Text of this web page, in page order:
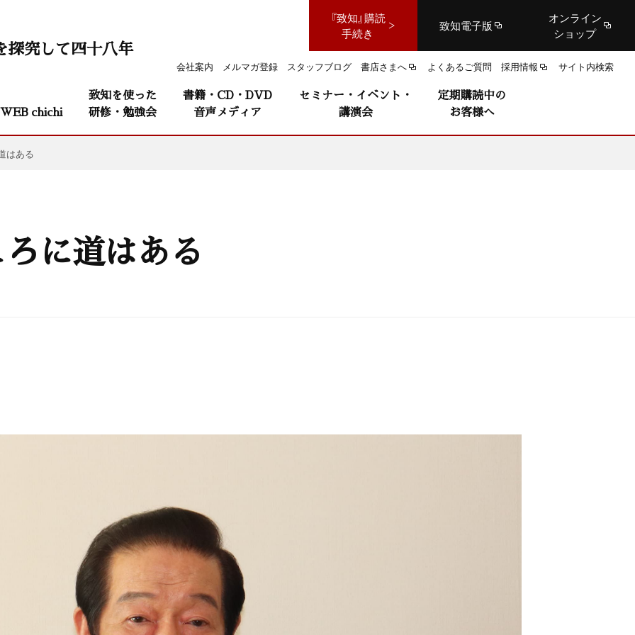
『致知』購読
手続き
致知電子版
オンライン
ショップ
会社案内 メルマガ登録 スタッフブログ 書店さまへ よくあるご質問 採用情報 サイト内検索
探究して四十八年
WEB chichi
致知を使った
研修・勉強会
書籍・CD・DVD
音声メディア
セミナー・イベント・
講演会
定期購読中の
お客様へ
はある
に道はある